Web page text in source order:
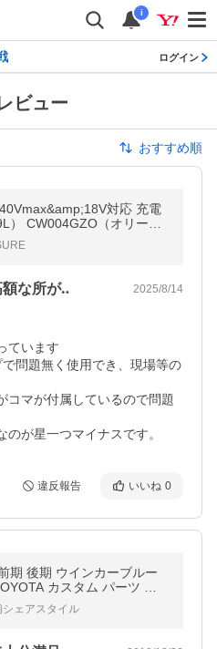
i
ログイン
ビュー
おすすめ順
対応 充電
） CW004GZO（オリー
ッテリ・充電器別売）
な所が‥ 2025/8/14
ています
問題無く使用でき、現場等の
コマが付属しているので問題
が星一つマイナスです。
違反報告 いいね 0
期 後期 ウインカーブルー
カスタム パーツ シ
ェアスタイル